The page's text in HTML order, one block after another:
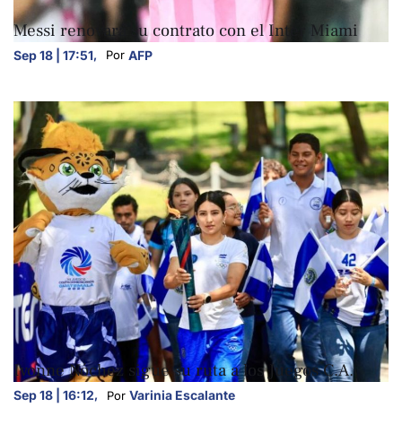
DEPORTES
Messi renovará su contrato con el Inter Miami
Sep 18 | 17:51, Por AFP
DEPORTES
Ivonne Nóchez sigue su ruta a los Juegos C.A.
Sep 18 | 16:12, Por Varinia Escalante